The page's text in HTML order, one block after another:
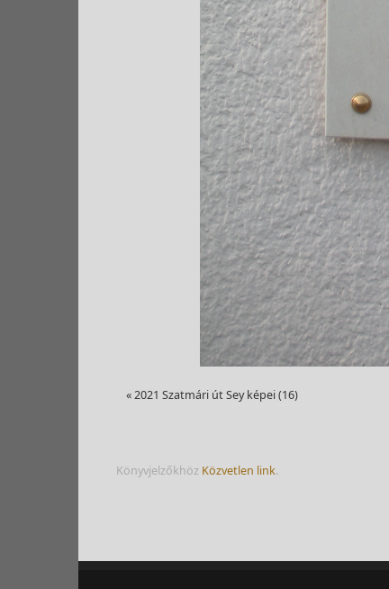
«2021 Szatmári út Sey képei (16)
Könyvjelzőkhöz Közvetlen link.